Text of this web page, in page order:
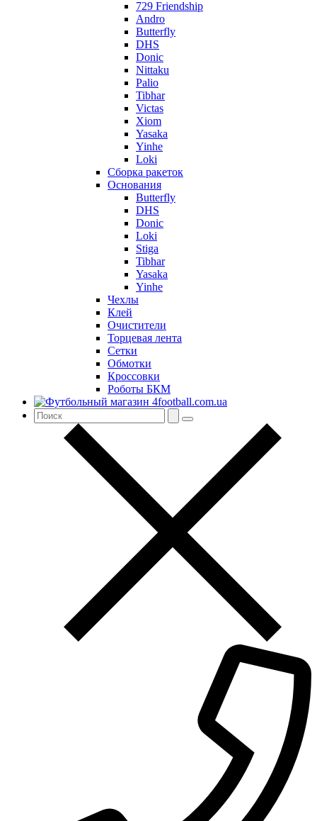
729 Friendship
Andro
Butterfly
DHS
Donic
Nittaku
Palio
Tibhar
Victas
Xiom
Yasaka
Yinhe
Loki
Сборка ракеток
Основания
Butterfly
DHS
Donic
Loki
Stiga
Tibhar
Yasaka
Yinhe
Чехлы
Клей
Очистители
Торцевая лента
Сетки
Обмотки
Кроссовки
Роботы БКМ